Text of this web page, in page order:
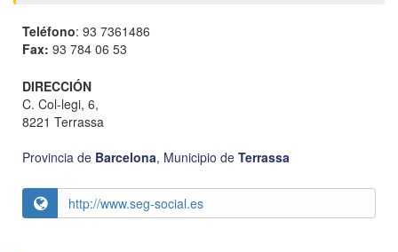
Teléfono: 93 7361486
Fax: 93 784 06 53
DIRECCIÓN
C. Col-legi, 6,
8221 Terrassa
Provincia de Barcelona, Municipio de Terrassa
http://www.seg-social.es